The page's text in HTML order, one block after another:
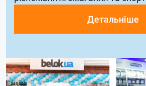
Детальніше